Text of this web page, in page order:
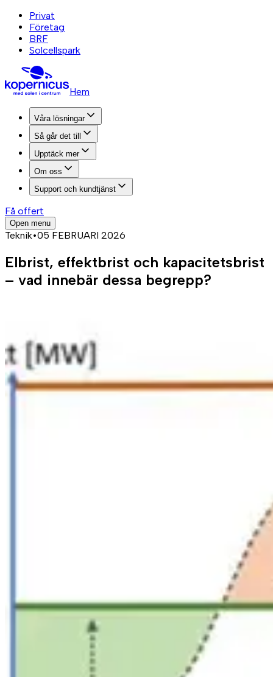
Privat
Företag
BRF
Solcellspark
Hem
Våra lösningar
Så går det till
Upptäck mer
Om oss
Support och kundtjänst
Få offert
Open menu
Teknik•05 FEBRUARI 2026
Elbrist, effektbrist och kapacitetsbrist
– vad innebär dessa begrepp?